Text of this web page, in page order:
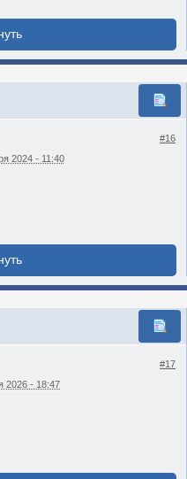
#16
2024 - 11:40
#17
2026 - 18:47